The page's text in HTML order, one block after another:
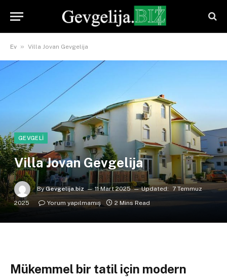
Ev » Villa Jovan Gevgelija
GEVGELI
Villa Jovan Gevgelija
By Gevgelija.biz 11 Mart 2025 Updated:
7 Temmuz
2025
Yorum yapılmamış 2 Mins Read
Mükemmel bir tatil için modern